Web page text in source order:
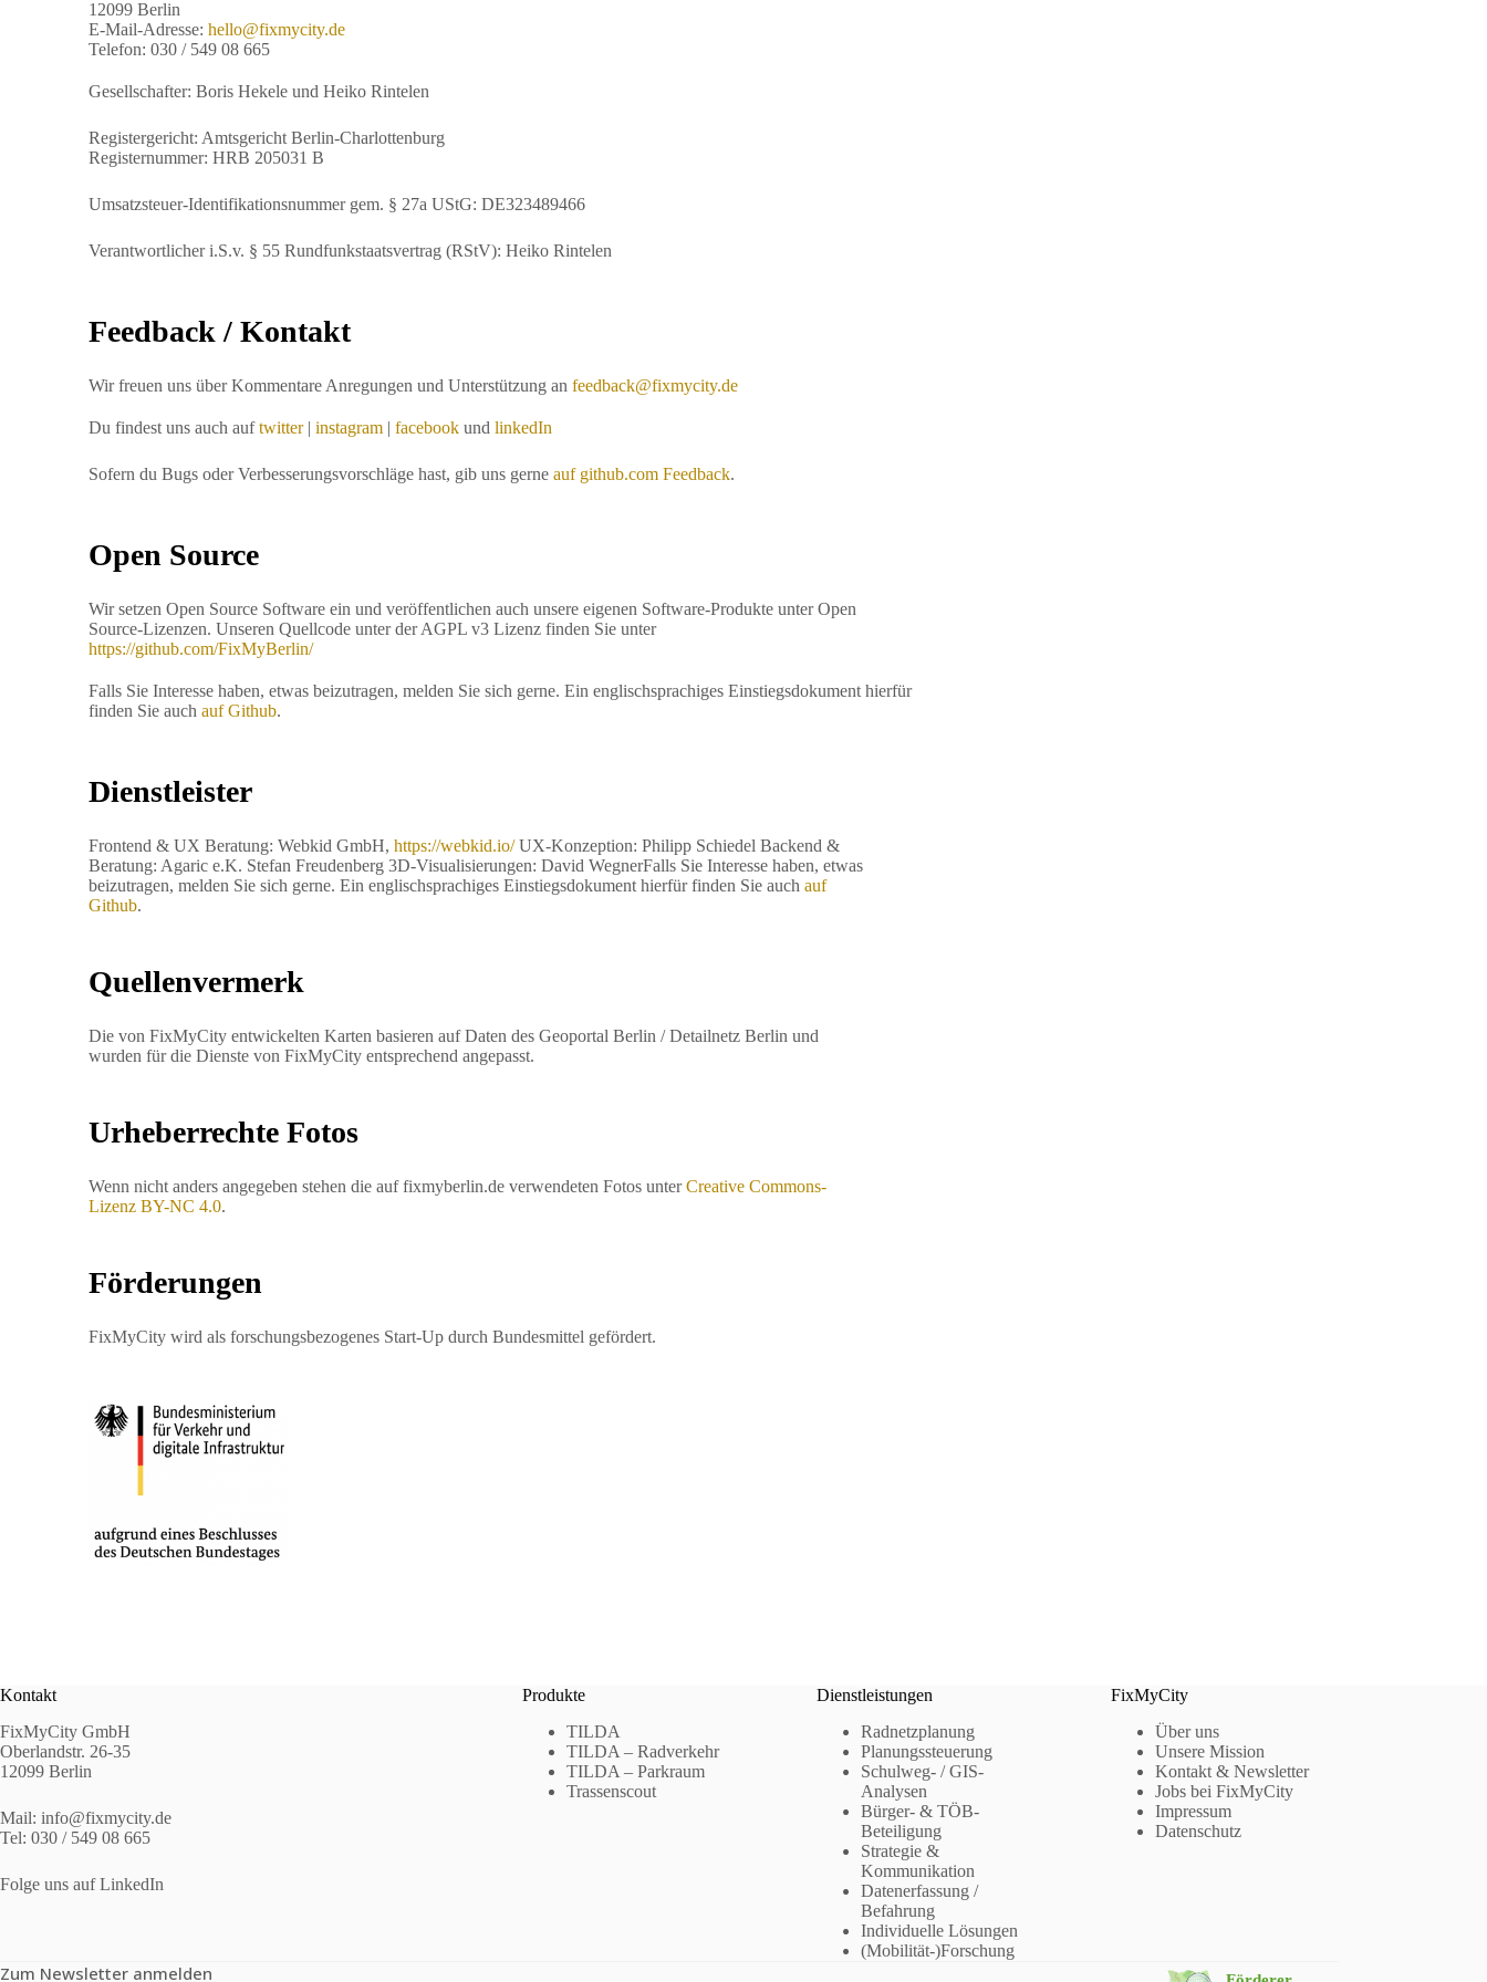
12099 Berlin
E-Mail-Adresse: hello@fixmycity.de
Telefon: 030 / 549 08 665
Gesellschafter: Boris Hekele und Heiko Rintelen
Registergericht: Amtsgericht Berlin-Charlottenburg
Registernummer: HRB 205031 B
Umsatzsteuer-Identifikationsnummer gem. § 27a UStG: DE323489466
Verantwortlicher i.S.v. § 55 Rundfunkstaatsvertrag (RStV): Heiko Rintelen
Feedback / Kontakt
Wir freuen uns über Kommentare Anregungen und Unterstützung an feedback@fixmycity.de
Du findest uns auch auftwitter| instagram | facebook und linkedIn
Sofern du Bugs oder Verbesserungsvorschläge hast, gib uns gerne auf github.com Feedback.
Open Source
Wir setzen Open Source Software ein und veröffentlichen auch unsere eigenen Software-Produkte unter Open
Source-Lizenzen. Unseren Quellcode unter der AGPL v3 Lizenz finden Sie unter
https://github.com/FixMyBerlin/
Falls Sie Interesse haben, etwas beizutragen, melden Sie sich gerne. Ein englischsprachiges Einstiegsdokument hierfür
finden Sie auch auf Github.
Dienstleister
Frontend & UX Beratung: Webkid GmbH, https://webkid.io/UX-Konzeption: Philipp Schiedel Backend &
Beratung: Agaric e.K. Stefan Freudenberg 3D-Visualisierungen: David WegnerFalls Sie Interesse haben, etwas
beizutragen, melden Sie sich gerne. Ein englischsprachiges Einstiegsdokument hierfür finden Sie auch auf
Github.
Quellenvermerk
Die von FixMyCity entwickelten Karten basieren auf Daten des Geoportal Berlin / Detailnetz Berlin und
wurden für die Dienste von FixMyCity entsprechend angepasst.
Urheberrechte Fotos
Wenn nicht anders angegeben stehen die auf fixmyberlin.de verwendeten Fotos unterCreative Commons-
Lizenz BY-NC 4.0.
Förderungen
FixMyCity wird als forschungsbezogenes Start-Up durch Bundesmittel gefördert.
Kontakt
FixMyCity GmbH
Oberlandstr. 26-35
12099 Berlin
Mail: info@fixmycity.de
Tel: 030 / 549 08 665
Folge uns auf LinkedIn
Produkte
TILDA
TILDA – Radverkehr
TILDA – Parkraum
Trassenscout
Dienstleistungen
Radnetzplanung
Planungssteuerung
Schulweg- / GIS-
Analysen
Bürger- & TÖB-
Beteiligung
Strategie &
Kommunikation
Datenerfassung /
Befahrung
Individuelle Lösungen
(Mobilität-)Forschung
FixMyCity
Über uns
Unsere Mission
Kontakt & Newsletter
Jobs bei FixMyCity
Impressum
Datenschutz
Zum Newsletter anmelden